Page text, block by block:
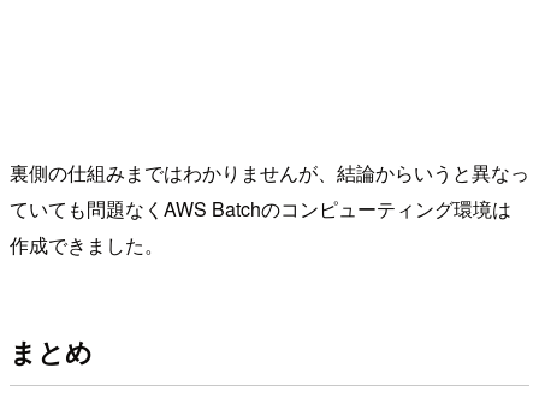
裏側の仕組みまではわかりませんが、結論からいうと異なっ
ていても問題なくAWS Batchのコンピューティング環境は
作成できました。
まとめ